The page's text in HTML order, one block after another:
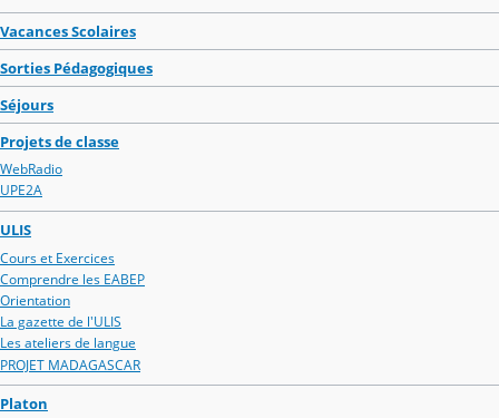
Vacances Scolaires
Sorties Pédagogiques
Séjours
Projets de classe
WebRadio
UPE2A
ULIS
Cours et Exercices
Comprendre les EABEP
Orientation
La gazette de l'ULIS
Les ateliers de langue
PROJET MADAGASCAR
Platon